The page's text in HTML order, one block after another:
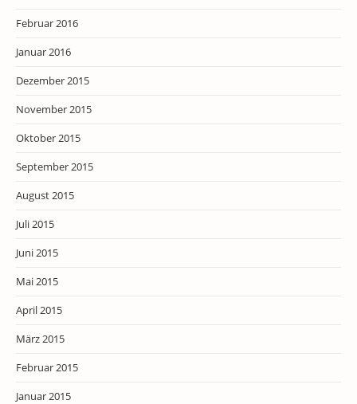
Februar 2016
Januar 2016
Dezember 2015
November 2015
Oktober 2015
September 2015
August 2015
Juli 2015
Juni 2015
Mai 2015
April 2015
März 2015
Februar 2015
Januar 2015